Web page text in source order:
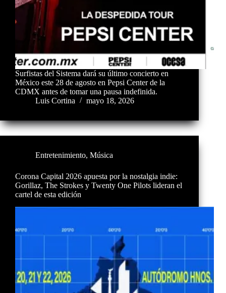
Surfistas del Sistema dará su último concierto en
México este 28 de agosto en Pepsi Center de la
CDMX antes de tomar una pausa indefinida.
Luis Cortina
mayo 18, 2026
Entretenimiento, Música
Corona Capital 2026 apuesta por la nostalgia indie:
Gorillaz, The Strokes y Twenty One Pilots lideran el
cartel de esta edición